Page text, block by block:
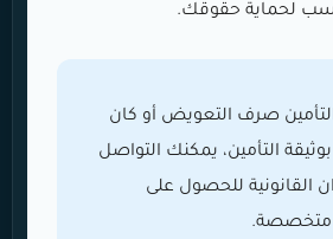
لحماية حقوقك.
صرف التعويض أو كان
التأمين، يمكنك التواصل
القانونية للحصول على
متخصصة.